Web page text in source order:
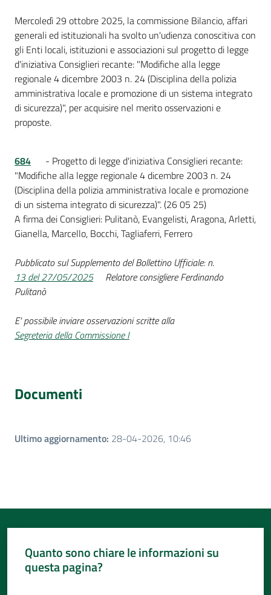
Introduzione
Mercoledì 29 ottobre 2025, la commissione Bilancio, affari
generali ed istituzionali ha svolto un'udienza conoscitiva con
gli Enti locali, istituzioni e associazioni sul progetto di legge
d'iniziativa Consiglieri recante: "Modifiche alla legge
regionale 4 dicembre 2003 n. 24 (Disciplina della polizia
amministrativa locale e promozione di un sistema integrato
di sicurezza)", per acquisire nel merito osservazioni e
proposte.
684
- Progetto di legge d'iniziativa Consiglieri recante:
"Modifiche alla legge regionale 4 dicembre 2003 n. 24
(Disciplina della polizia amministrativa locale e promozione
di un sistema integrato di sicurezza)". (26 05 25)
A firma dei Consiglieri: Pulitanò, Evangelisti, Aragona, Arletti,
Gianella, Marcello, Bocchi, Tagliaferri, Ferrero
Pubblicato sul Supplemento del Bollettino Ufficiale: n.
13 del 27/05/2025
Relatore consigliere Ferdinando
Pulitanò
E' possibile inviare osservazioni scritte alla
Segreteria della Commissione I
Documenti
Ultimo aggiornamento: 28-04-2026, 10:46
Quanto sono chiare le informazioni su
questa pagina?